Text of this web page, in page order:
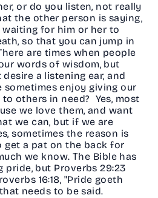
or do you listen, not really
the other person is saying,
waiting for him or her to
so that you can jump in
are times when people
words of wisdom, but
a listening ear, and
sometimes enjoy giving our
others in need? Yes, most
we love them, and want
we can, but if we are
sometimes the reason is
get a pat on the back for
we know. The Bible has
pride, but Proverbs 29:23
16:18, "Pride goeth
needs to be said.